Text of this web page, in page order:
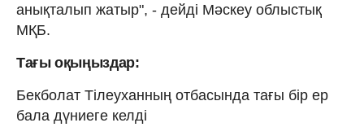
анықталып жатыр", - дейді Мәскеу облыстық
МҚБ.
Тағы оқыңыздар:
Бекболат Тілеуханның отбасында тағы бір ер
бала дүниеге келді